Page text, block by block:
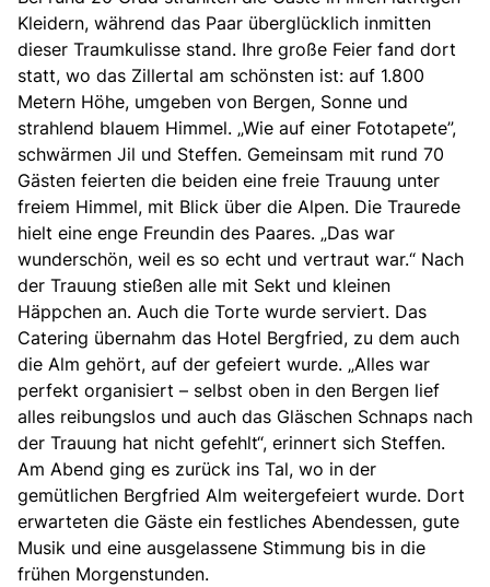
Kleidern, während das Paar überglücklich inmitten
dieser Traumkulisse stand. Ihre große Feier fand dort
statt, wo das Zillertal am schönsten ist: auf 1.800
Metern Höhe, umgeben von Bergen, Sonne und
strahlend blauem Himmel. „Wie auf einer Fototapete”,
schwärmen Jil und Steffen. Gemeinsam mit rund 70
Gästen feierten die beiden eine freie Trauung unter
freiem Himmel, mit Blick über die Alpen. Die Traurede
hielt eine enge Freundin des Paares. „Das war
wunderschön, weil es so echt und vertraut war.“ Nach
der Trauung stießen alle mit Sekt und kleinen
Häppchen an. Auch die Torte wurde serviert. Das
Catering übernahm das Hotel Bergfried, zu dem auch
die Alm gehört, auf der gefeiert wurde. „Alles war
perfekt organisiert – selbst oben in den Bergen lief
alles reibungslos und auch das Gläschen Schnaps nach
der Trauung hat nicht gefehlt“, erinnert sich Steffen.
Am Abend ging es zurück ins Tal, wo in der
gemütlichen Bergfried Alm weitergefeiert wurde. Dort
erwarteten die Gäste ein festliches Abendessen, gute
Musik und eine ausgelassene Stimmung bis in die
frühen Morgenstunden.